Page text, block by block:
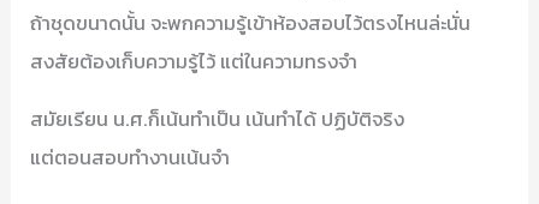
ถ้าชุดขนาดนั้น จะพกความรู้เข้าห้องสอบไว้ตรงไหนล่ะนั่น
สงสัยต้องเก็บความรู้ไว้ แต่ในความทรงจำ
สมัยเรียน น.ศ.ก็เน้นทำเป็น เน้นทำได้ ปฏิบัติจริง
แต่ตอนสอบทำงานเน้นจำ